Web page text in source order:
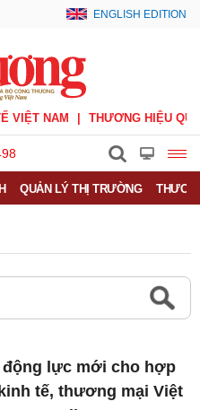
ENGLISH EDITION
VIỆT NAM THƯƠNG HIỆU
QUẢN LÝ THỊ TRƯỜNG
động lực mới cho hợp
tế, thương mại Việt